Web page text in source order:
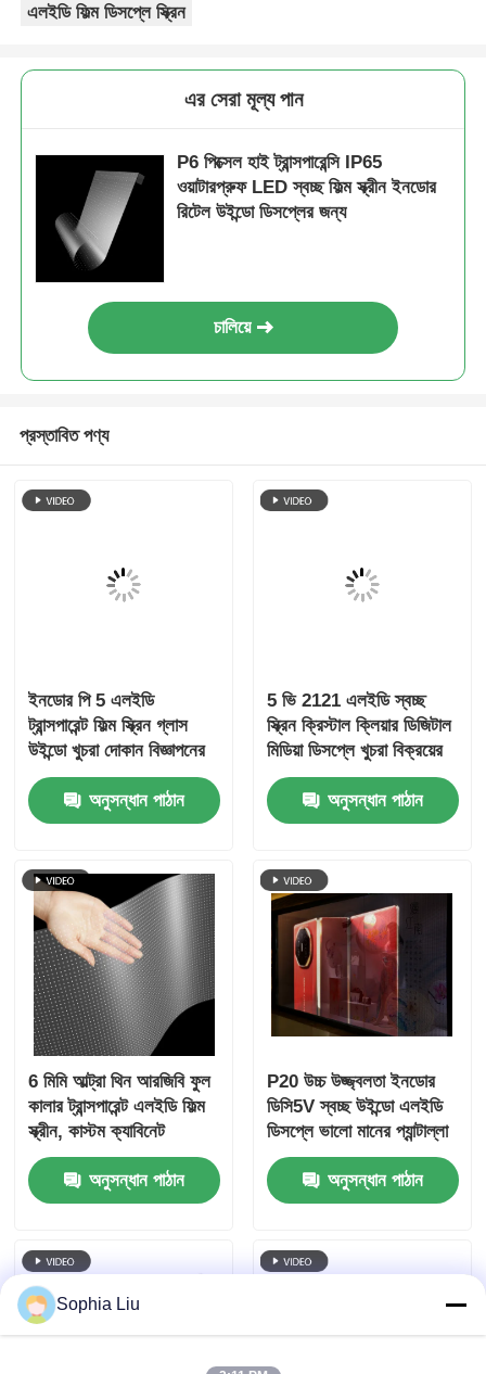
এলইডি ফিল্ম ডিসপ্লে স্ক্রিন
এর সেরা মূল্য পান
P6 পিক্সেল হাই ট্রান্সপারেন্সি IP65
ওয়াটারপ্রুফ LED স্বচ্ছ ফিল্ম স্ক্রীন ইনডোর
রিটেল উইন্ডো ডিসপ্লের জন্য
চালিয়ে
প্রস্তাবিত পণ্য
ইনডোর পি 5 এলইডি
ট্রান্সপারেন্ট ফিল্ম স্ক্রিন গ্লাস
উইন্ডো খুচরা দোকান বিজ্ঞাপনের
জন্য উচ্চ সংজ্ঞা আঠালো প্রদর্শন
অনুসন্ধান পাঠান
5 ভি 2121 এলইডি স্বচ্ছ
স্ক্রিন ক্রিস্টাল ক্লিয়ার ডিজিটাল
মিডিয়া ডিসপ্লে খুচরা বিক্রয়ের
জন্য স্টোরফ্রন্ট গ্লাস প্রদর্শনী
কেন্দ্র বিমানবন্দর টার্মিনাল এবং
বিলাসবহুল ব্র্যান্ড শোকেস
অনুসন্ধান পাঠান
6 মিমি আল্ট্রা থিন আরজিবি ফুল
কালার ট্রান্সপারেন্ট এলইডি ফিল্ম
স্ক্রীন, কাস্টম ক্যাবিনেট
ডাইমেনশন, মল স্টোর উইন্ডোর
বাণিজ্যিক বিজ্ঞাপনের জন্য উচ্চ
স্বচ্ছতা নমনীয় এলইডি ফিল্ম
অনুসন্ধান পাঠান
P20 উচ্চ উজ্জ্বলতা ইনডোর
ডিসি5V স্বচ্ছ উইন্ডো এলইডি
ডিসপ্লে ভালো মানের প্যান্টাল্লা
এলইডি স্বচ্ছ পর্দা
অনুসন্ধান পাঠান
Sophia Liu